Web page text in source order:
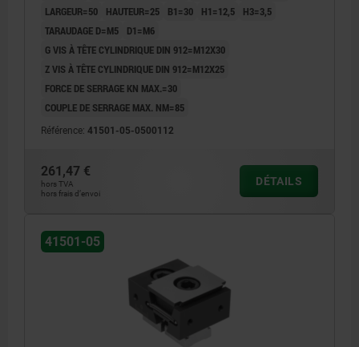
Forme A : surfaces d'appui lisses
Forme C : à palier
Forme D : avec surépaisseur d'usinage
LARGEUR=50
HAUTEUR=25 B1=30 H1=12,5
H3=3,5
TARAUDAGE D=M5
D1=M6
G VIS À TÊTE CYLINDRIQUE DIN 912=M12X30
Z VIS À TÊTE CYLINDRIQUE DIN 912=M12X25
FORCE DE SERRAGE KN MAX.=30
COUPLE DE SERRAGE MAX. NM=85
Référence: 41501-05-0500112
261,47 €
hors TVA
hors frais d’envoi
DÉTAILS
41501-05